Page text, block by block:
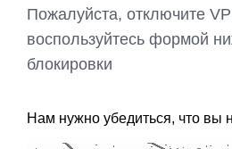
Пожалуйста, отключите
воспользуйтесь формой
блокировки
Нам нужно убедиться, что вы